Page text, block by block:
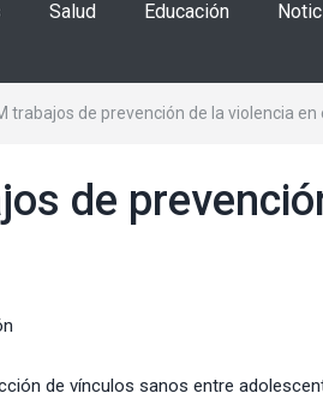
Salud Educación
trabajos de prevención de la violencia en
de
de vínculos sanos entre